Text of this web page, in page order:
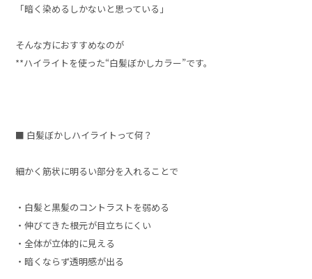
「暗く染めるしかないと思っている」
そんな方におすすめなのが
**ハイライトを使った“白髪ぼかしカラー”です。
■ 白髪ぼかしハイライトって何？
細かく筋状に明るい部分を入れることで
・白髪と黒髪のコントラストを弱める
・伸びてきた根元が目立ちにくい
・全体が立体的に見える
・暗くならず透明感が出る